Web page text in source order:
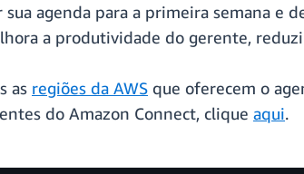
agenda para a primeira semana e
a produtividade do gerente,
as regiões da AWS que oferecem o
do Amazon Connect, clique aqui.